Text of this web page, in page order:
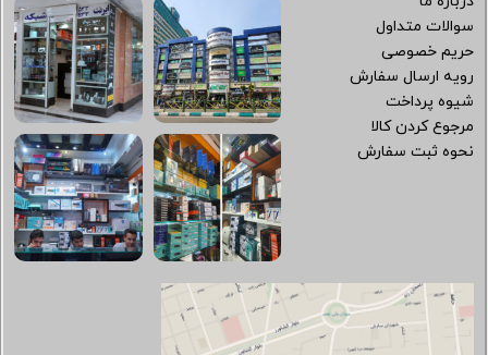
سوالات متداول
حریم خصوصی
رویه ارسال سفارش
شیوه پرداخت
مرجوع کردن کالا
نحوه ثبت سفارش